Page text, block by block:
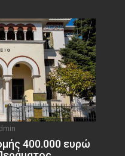
400.000 ευρώ